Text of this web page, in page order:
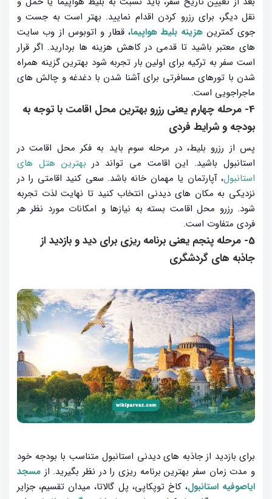
نقل دیگر، برای رزرو کردن اقدام نمایید. بهتر است به جست و
جوی کمترین هزینه بلیط هواپیما، قطار و اتوبوس از وب ‌سایت‌
های معتبر باشید تا قدمی در کاهش هزینه ها بردارید. اگر قرار
است سفر به ترکیه برای اولین بار تجربه شود بهترین گزینه همراه
شدن با تورهای مسافرتی برای آشنا شدن با دغدغه و چالش های
ماجراجویی است.
4- مرحله چهارم یعنی رزرو بهترین محل اقامت با توجه به
بودجه و شرایط فردی
پس از رزرو بلیط، در مرحله سوم باید به فکر محل اقامت در
استانبول باشید. این اقامت می ‌تواند در بهترین هتل های
استانبول، آپارتمان یا مهمان‌ خانه باشد. سعی کنید اقامتی را در
نزدیکی به مکان‌ های دیدنی انتخاب کنید تا نهایت لذت تجربه
شود. رزرو محل اقامت بسته به نیازها و امکانات مورد نظر هر
فردی متفاوت است.
5- مرحله پنجم یعنی برنامه ریزی برای دید و بازدید از
جاذبه های گردشگری
برای بازدید از جاذبه های دیدنی استانبول متناسب با بودجه خود
و مدت زمان سفر بهترین برنامه ریزی را در نظر بگیرید. از مسجد
ایاصوفیه استانبول، کاخ توپکاپی، پل گالاتا، میدان تقسیم، جزایر